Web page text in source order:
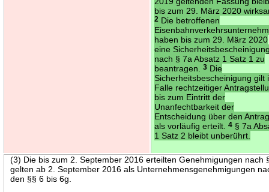
bis zum 29. März 2020
2 Die betroffenen
haben bis zum 29. März 2020
eine
nach § 7a Absatz 1 Satz 1 zu
beantragen.3 Die
Sicherheitsbescheinigung gilt
Falle rechtzeitiger
bis zum Eintritt der
Unanfechtbarkeit der
Entscheidung über den
als vorläufig erteilt.4 § 7a
1 Satz 2 bleibt unberührt.
(3) Die bis zum 2. September 2016 erteilten Genehmigungen nach
gelten ab 2. September 2016 als Unternehmensgenehmigungen
den §§ 6 bis 6g.